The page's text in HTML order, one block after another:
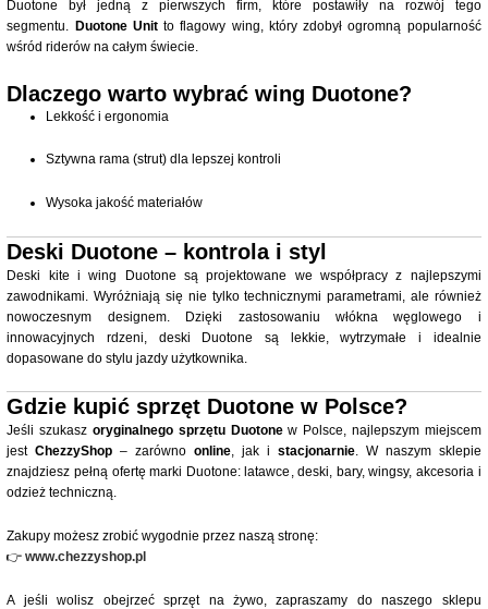
Duotone był jedną z pierwszych firm, które postawiły na rozwój tego
segmentu. Duotone Unitto flagowy wing, który zdobył ogromną popularność
wśród riderów na całym świecie.
Dlaczego warto wybrać wing Duotone?
Lekkość i ergonomia
Sztywna rama (strut) dla lepszej kontroli
Wysoka jakość materiałów
Deski Duotone – kontrola i styl
Deski kite i wing Duotone są projektowane we współpracy z najlepszymi
zawodnikami. Wyróżniają się nie tylko technicznymi parametrami, ale również
nowoczesnym designem. Dzięki zastosowaniu włókna węglowego i
innowacyjnych rdzeni, deski Duotone są lekkie, wytrzymałe i idealnie
dopasowane do stylu jazdy użytkownika.
Gdzie kupić sprzęt Duotone w Polsce?
Jeśli szukasz oryginalnego sprzętu Duotonew Polsce, najlepszym miejscem
jestChezzyShop – zarównoonline, jak i stacjonarnie. W naszym sklepie
znajdziesz pełną ofertę marki Duotone: latawce, deski, bary, wingsy, akcesoria i
odzież techniczną.
Zakupy możesz zrobić wygodnie przez naszą stronę:
👉www.chezzyshop.pl
A jeśli wolisz obejrzeć sprzęt na żywo, zapraszamy do naszego sklepu